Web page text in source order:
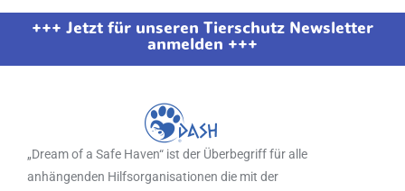
+++ Jetzt für unseren Tierschutz Newsletter
anmelden +++
„Dream of a Safe Haven“ ist der Überbegriff für alle
anhängenden Hilfsorganisationen die mit der